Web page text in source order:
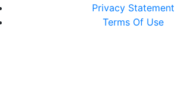
Privacy Statement
Terms Of Use